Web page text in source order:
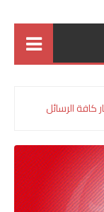
كافة الرسائل